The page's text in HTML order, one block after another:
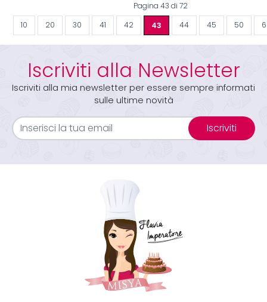
Pagina 43 di 72
10 20 30 41 42 43 44 45 50
Iscriviti alla Newsletter
Iscriviti alla mia newsletter per essere sempre informati
sulle ultime novità
Iscriviti